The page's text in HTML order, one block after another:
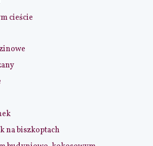
cieście
na biszkoptach